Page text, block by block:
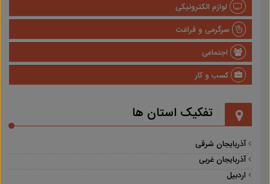
لوازم الکترونیکی
سرگرمی و فراغت
اجتماعی
کسب و کار
تفکیک استان ها
آذربایجان شرقی
آذربایجان غربی
اردبیل